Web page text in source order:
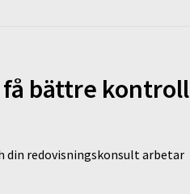
bättre kontroll
din redovisningskonsult arbetar